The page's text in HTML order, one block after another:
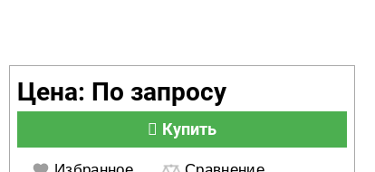
Цена: По запросу
Купить